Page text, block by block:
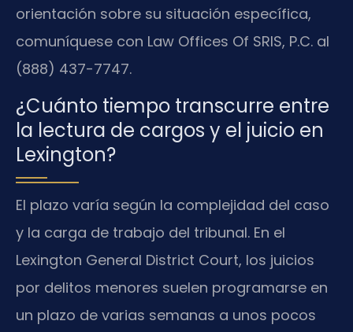
orientación sobre su situación específica,
comuníquese con Law Offices Of SRIS, P.C. al
(888) 437-7747.
¿Cuánto tiempo transcurre entre
la lectura de cargos y el juicio en
Lexington?
El plazo varía según la complejidad del caso
y la carga de trabajo del tribunal. En el
Lexington General District Court, los juicios
por delitos menores suelen programarse en
un plazo de varias semanas a unos pocos